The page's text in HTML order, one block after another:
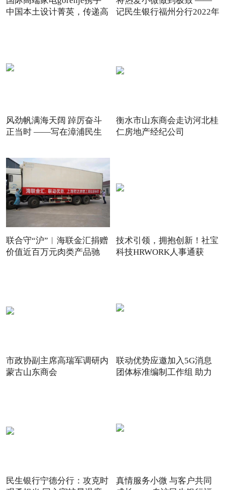
中国本土设计菁英，传递高
记民生银行福州分行2022年
风劲帆满海天阔 踔厉奋斗
正当时 ——写在漳浦民生
衡水市山东商会走访河北桂
仁房地产经纪公司
联合守“沪”︱海联金汇捐赠
价值近百万元肉类产品驰
技术引领，拥抱创新！社宝
科技HRWORK人事通获
市政协副主席高瑞军调研内
蒙古山东商会
联动优势应邀加入5G消息
团体标准编制工作组 助力
民生银行宁德分行：攻克时
真情服务小微 与客户共同